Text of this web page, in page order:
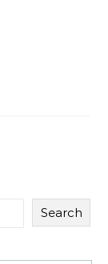
Search